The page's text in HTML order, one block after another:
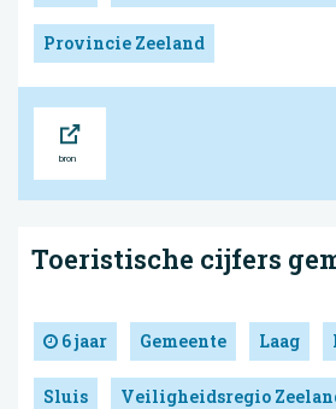
Provincie Zeeland
Toeristische cijfers
6 jaar Gemeente Laag
Sluis Veiligheidsregio